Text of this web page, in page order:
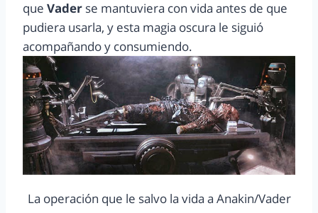
que Vader se mantuviera con vida antes de que
pudiera usarla, y esta magia oscura le siguió
acompañando y consumiendo.
La operación que le salvo la vida a Anakin/Vader